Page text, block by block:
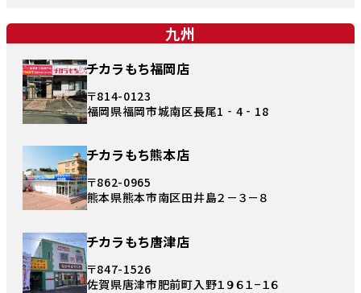
九州
チカラもち福岡店
〒814-0123
福岡県福岡市城南区長尾1‐4‐18
チカラもち熊本店
〒862-0965
熊本県熊本市南区田井島２－３－８
チカラもち唐津店
〒847-1526
佐賀県唐津市肥前町入野１９６１−１６